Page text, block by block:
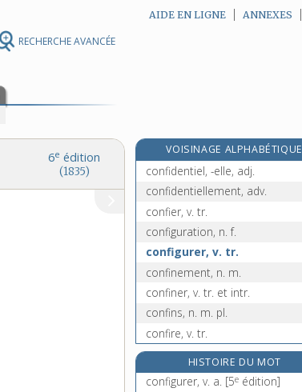
RECHERCHE AVANCÉE
AIDE EN LIGNE ANNEXES
6e édition
(1835)
VOISINAGE ALPHABÉTIQUE
confidentialité, n. f.
confidentiel, -elle, adj.
confidentiellement, adv.
confier, v. tr.
configuration, n. f.
configurer, v. tr.
confinement, n. m.
confiner, v. tr. et intr.
confins, n. m. pl.
confire, v. tr.
confirmand, -ande, n.
confirmatif, -ive, adj.
HISTOIRE DU MOT
configurer, v. a. [5e édition]